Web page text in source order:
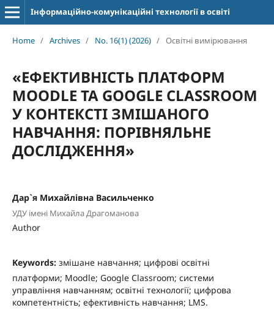
Інформаційно-комунікаційні технології в освіті
Home / Archives / No. 16(1) (2026) / Освітні вимірювання
«ЕФЕКТИВНІСТЬ ПЛАТФОРМ
MOODLE ТА GOOGLE CLASSROOM
У КОНТЕКСТІ ЗМІШАНОГО
НАВЧАННЯ: ПОРІВНЯЛЬНЕ
ДОСЛІДЖЕННЯ»
Дар`я Михайлівна Васильченко
УДУ імені Михайла Драгоманова
Author
Keywords: змішане навчання; цифрові освітні
платформи; Moodle; Google Classroom; системи
управління навчанням; освітні технології; цифрова
компетентність; ефективність навчання; LMS.